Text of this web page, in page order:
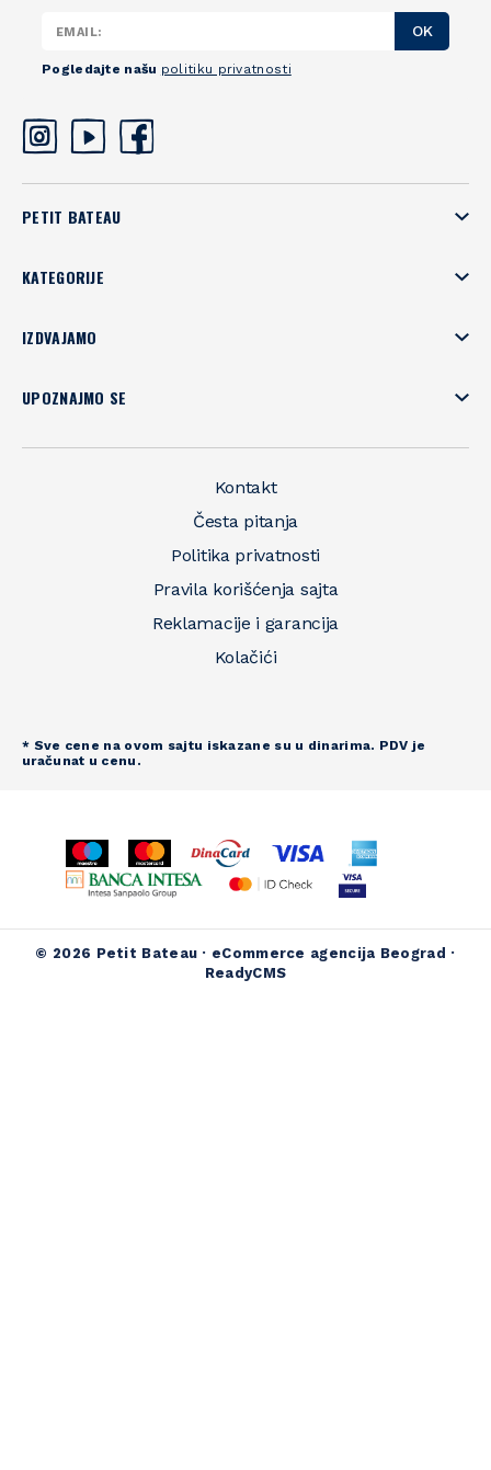
OK
Pogledajte našu politiku privatnosti
PETIT BATEAU
KATEGORIJE
IZDVAJAMO
UPOZNAJMO SE
Kontakt
Česta pitanja
Politika privatnosti
Pravila korišćenja sajta
Reklamacije i garancija
Kolačići
* Sve cene na ovom sajtu iskazane su u dinarima. PDV je
uračunat u cenu.
© 2026 Petit Bateau · eCommerce agencija Beograd ·
ReadyCMS